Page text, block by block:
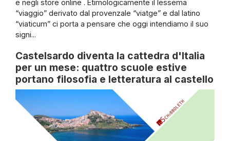
e negli store online . Etimologicamente il lessema
“viaggio” derivato dal provenzale “viatge” e dal latino
“viaticum” ci porta a pensare che oggi intendiamo il suo
signi...
Castelsardo diventa la cattedra d'Italia
per un mese: quattro scuole estive
portano filosofia e letteratura al castello